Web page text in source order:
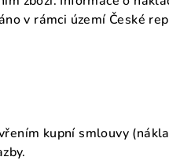
v rámci území České
kupní smlouvy